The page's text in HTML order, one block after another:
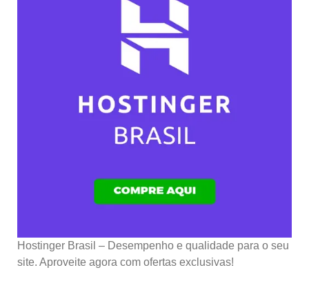
Hostinger Brasil – Desempenho e qualidade para o seu
site. Aproveite agora com ofertas exclusivas!